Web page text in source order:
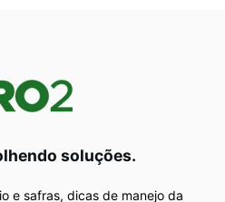
soluções.
e safras, dicas de manejo da